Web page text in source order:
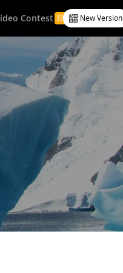
New Version
Contest